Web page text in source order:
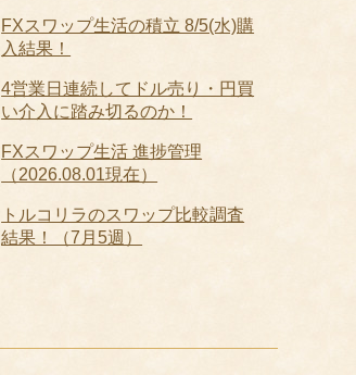
FXスワップ生活の積立 8/5(水)購
入結果！
4営業日連続してドル売り・円買
い介入に踏み切るのか！
FXスワップ生活 進捗管理
（2026.08.01現在）
トルコリラのスワップ比較調査
結果！（7月5週）